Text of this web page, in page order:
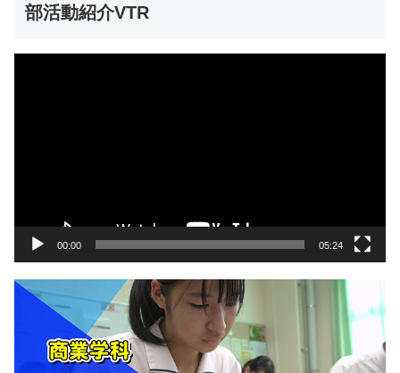
部活動紹介VTR
00:00 05:24